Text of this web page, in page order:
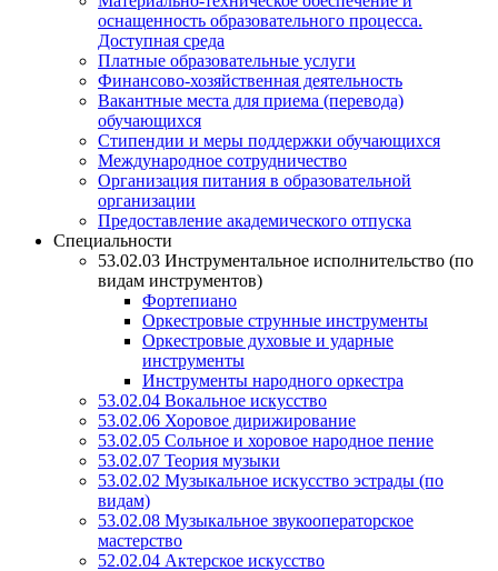
оснащенность образовательного процесса.
Доступная среда
Платные образовательные услуги
Финансово-хозяйственная деятельность
Вакантные места для приема (перевода)
обучающихся
Стипендии и меры поддержки обучающихся
Международное сотрудничество
Организация питания в образовательной
организации
Предоставление академического отпуска
Специальности
53.02.03 Инструментальное исполнительство (по
видам инструментов)
Фортепиано
Оркестровые струнные инструменты
Оркестровые духовые и ударные
инструменты
Инструменты народного оркестра
53.02.04 Вокальное искусство
53.02.06 Хоровое дирижирование
53.02.05 Сольное и хоровое народное пение
53.02.07 Теория музыки
53.02.02 Музыкальное искусство эстрады (по
видам)
53.02.08 Музыкальное звукооператорское
мастерство
52.02.04 Актерское искусство